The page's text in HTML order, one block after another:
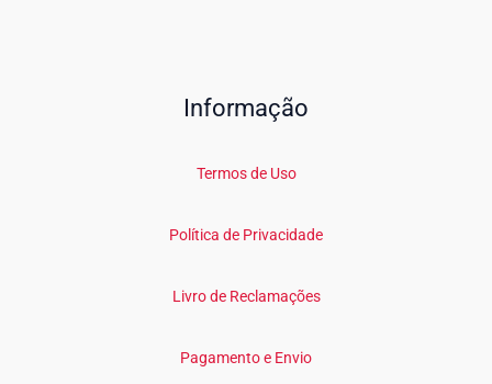
Informação
Termos de Uso
Política de Privacidade
Livro de Reclamações
Pagamento e Envio